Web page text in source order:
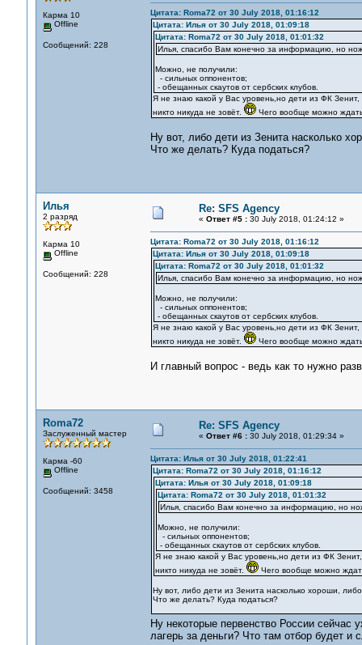
Карма 10
Offline
Сообщений: 228
Цитата: Roma72 от 30 July 2018, 01:16:12
Цитата: Илья от 30 July 2018, 01:09:18
Цитата: Roma72 от 30 July 2018, 01:01:32
Илья, спасибо Вам конечно за информацию, но
Можно, не получили:
- сильных оппонентов;
- обещанных скаутов от сербских клубов.
Я не знаю какой у Вас уровень,но дети из ФК
никто никуда не зовёт.
Чего вообще можно
Ну вот, либо дети из Зенита насколько
Что же делать? Куда податься?
Илья
2 разряд
Карма 10
Offline
Сообщений: 228
Re: SFS Agency
« Ответ #5 :30 July 2018, 01:24:12 »
Цитата: Roma72 от 30 July 2018, 01:16:12
Цитата: Илья от 30 July 2018, 01:09:18
Цитата: Roma72 от 30 July 2018, 01:01:32
Илья, спасибо Вам конечно за информацию, но
Можно, не получили:
- сильных оппонентов;
- обещанных скаутов от сербских клубов.
Я не знаю какой у Вас уровень,но дети из ФК
никто никуда не зовёт.
Чего вообще можно
И главный вопрос - ведь как то нужно
Roma72
Заслуженный мастер
Карма -60
Offline
Сообщений: 3458
Re: SFS Agency
« Ответ #6 :30 July 2018, 01:29:34 »
Цитата: Илья от 30 July 2018, 01:22:41
Цитата: Roma72 от 30 July 2018, 01:16:12
Цитата: Илья от 30 July 2018, 01:09:18
Цитата: Roma72 от 30 July 2018, 01:01:32
Илья, спасибо Вам конечно за информацию, но
Можно, не получили:
- сильных оппонентов;
- обещанных скаутов от сербских клубов.
Я не знаю какой у Вас уровень,но дети из ФК
никто никуда не зовёт.
Чего вообще можно
Ну вот, либо дети из Зенита насколько хороши,
Что же делать? Куда податься?
Ну некоторые первенство России сейчас
лагерь за деньги? Что там отбор будет и